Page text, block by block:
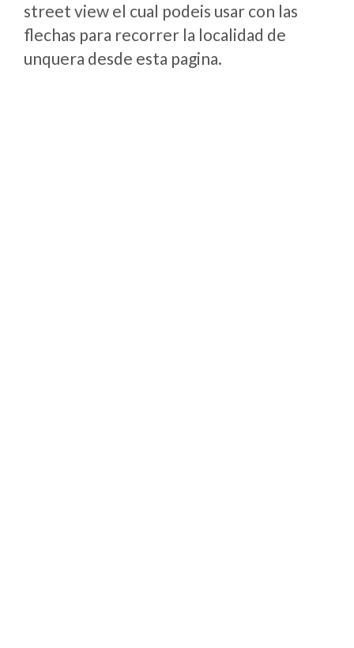
street view el cual podeis usar con las
flechas para recorrer la localidad de
unquera desde esta pagina.